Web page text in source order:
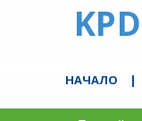
НАЧАЛО |